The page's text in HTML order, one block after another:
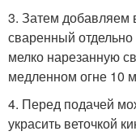
3. Затем добавляем
сваренный
мелко нарезанную
медленном огне 10
4. Перед подачей
украсить веточкой